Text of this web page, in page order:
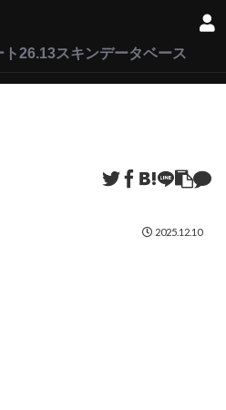
ト26.13スキンデータベース
2025.12.10